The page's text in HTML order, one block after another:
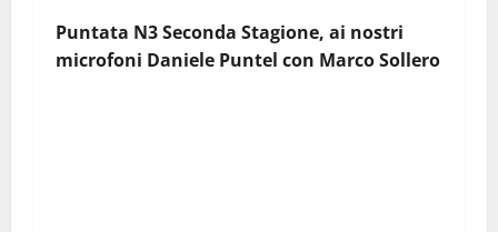
Puntata N3 Seconda Stagione, ai nostri
microfoni Daniele Puntel con Marco Sollero